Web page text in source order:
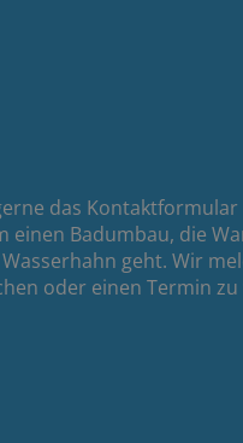
das
einen Badumbau, die
geht. Wir
oder einen Termin